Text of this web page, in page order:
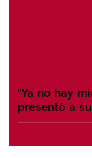
"Ya no hay
presentó a